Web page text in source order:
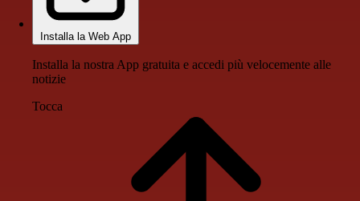
Installa la Web App
Installa la nostra App gratuita e accedi più velocemente alle
notizie
Tocca